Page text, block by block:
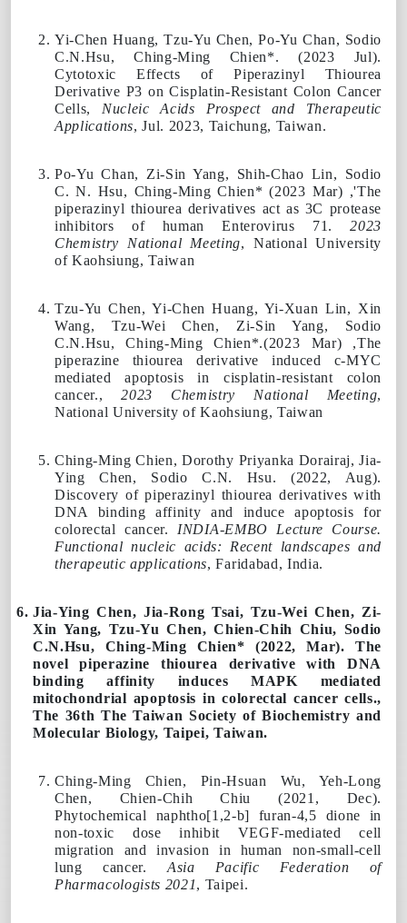
Yi-Chen Huang, Tzu-Yu Chen, Po-Yu Chan, Sodio
C.N.Hsu,Ching-Ming Chien*. (2023 Jul).
Cytotoxic Effects of Piperazinyl Thiourea
Derivative P3 on Cisplatin-Resistant Colon Cancer
Cells, Nucleic Acids Prospect and Therapeutic
Applications, Jul. 2023, Taichung, Taiwan.
Po-Yu Chan, Zi-Sin Yang, Shih-Chao Lin, Sodio
C. N. Hsu, Ching-Ming Chien* (2023 Mar) ,'The
piperazinyl thiourea derivatives act as 3C protease
inhibitors of human Enterovirus 71.
2023
Chemistry National Meeting, National University
of Kaohsiung, Taiwan
Tzu-Yu Chen, Yi-Chen Huang, Yi-Xuan Lin, Xin
Wang, Tzu-Wei Chen, Zi-Sin Yang, Sodio
C.N.Hsu,Ching-Ming Chien*.(2023 Mar) ,The
piperazine thiourea derivative induced c-MYC
mediated apoptosis in cisplatin-resistant colon
cancer.,2023 Chemistry National Meeting,
National University of Kaohsiung, Taiwan
Ching-Ming Chien, Dorothy Priyanka Dorairaj, Jia-
Ying Chen, Sodio C.N. Hsu. (2022, Aug).
Discovery of piperazinyl thiourea derivatives with
DNA binding affinity and induce apoptosis for
colorectal cancer.
INDIA-EMBO Lecture Course.
Functional nucleic acids: Recent landscapes and
therapeutic applications, Faridabad, India.
Jia-Ying Chen, Jia-Rong Tsai, Tzu-Wei Chen, Zi-
Xin Yang, Tzu-Yu Chen, Chien-Chih Chiu, Sodio
C.N.Hsu, Ching-Ming Chien* (2022, Mar). The
novel piperazine thiourea derivative with DNA
binding affinity induces MAPK mediated
mitochondrial apoptosis in colorectal cancer cells.,
The 36th The Taiwan Society of Biochemistry and
Molecular Biology, Taipei, Taiwan.
Ching-Ming Chien, Pin-Hsuan Wu, Yeh-Long
Chen, Chien-Chih Chiu (2021 , Dec).
Phytochemical naphtho[1,2-b] furan-4,5 dione in
non-toxic dose inhibit VEGF-mediated cell
migration and invasion in human non-small-cell
lung cancer. Asia Pacific Federation of
Pharmacologists 2021, Taipei.